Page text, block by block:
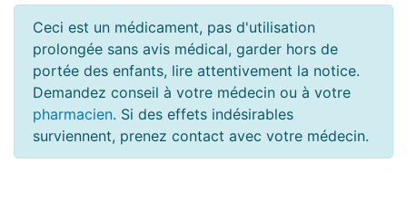
Ceci est un médicament, pas d'utilisation
prolongée sans avis médical, garder hors de
portée des enfants, lire attentivement la notice.
Demandez conseil à votre médecin ou à votre
pharmacien. Si des effets indésirables
surviennent, prenez contact avec votre médecin.